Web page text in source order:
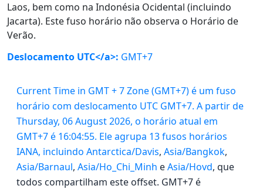
Laos, bem como na Indonésia Ocidental (incluindo
Jacarta). Este fuso horário não observa o Horário de
Verão.
Deslocamento UTC</a>: GMT+7
Current Time in GMT + 7 Zone (GMT+7) é um fuso
horário com deslocamento UTC GMT+7. A partir de
Thursday, 06 August 2026, o horário atual em
GMT+7 é 16:04:55. Ele agrupa 13 fusos horários
IANA, incluindo Antarctica/Davis, Asia/Bangkok,
Asia/Barnaul, Asia/Ho_Chi_Minh eAsia/Hovd, que
todos compartilham este offset. GMT+7 é